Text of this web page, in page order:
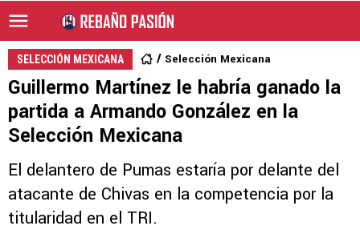
SELECCIÓN MEXICANA Selección Mexicana
Guillermo Martínez le habría ganado la
partida a Armando González en la
Selección Mexicana
El delantero de Pumas estaría por delante del
atacante de Chivas en la competencia por la
titularidad en el TRI.